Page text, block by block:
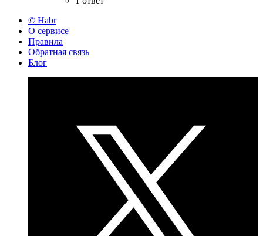
© Habr
О сервисе
Правила
Обратная связь
Блог